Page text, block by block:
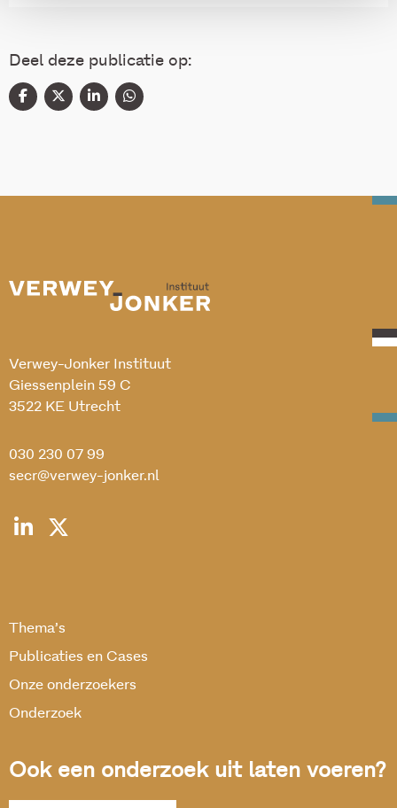
Deel deze publicatie op:
Verwey-Jonker Instituut
Giessenplein 59 C
3522 KE Utrecht
030 230 07 99
secr@verwey-jonker.nl
Thema’s
Publicaties en Cases
Onze onderzoekers
Onderzoek
Ook een onderzoek uit laten voeren?